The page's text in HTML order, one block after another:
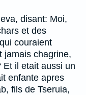
disant: Moi,
et des
couraient
jamais chagrine,
il etait aussi un
enfante apres
fils de Tseruia,